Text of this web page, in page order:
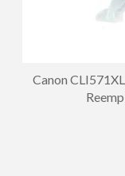
Canon